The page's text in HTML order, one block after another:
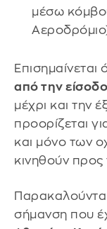
μέσω
Επισημαίνεται
από την
μέχρι και την
προορίζεται
και μόνο των
κινηθούν προς
σήμανση που